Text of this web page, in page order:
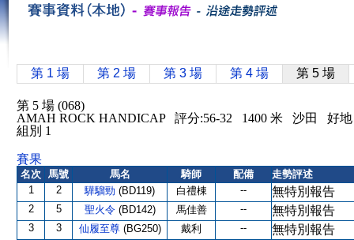
第 1 場 第 2 場 第 3 場 第 4 場 第 5 場
第 5 場 (068)
AMAH ROCK HANDICAP 評分:56-32 1400 米 沙田 好地
組別 1
賽果
名次 馬號 馬名 騎師 配備
走勢評述
1
2 驊騮勁 (BD119) 白禮棟 -- 無特別報告
2 5 聖火令 (BD142) 馬佳善 -- 無特別報告
3 3 仙履至尊 (BG250) 戴利 -- 無特別報告